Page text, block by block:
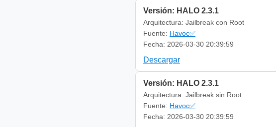
Versión: HALO 2.3.1
Arquitectura: Jailbreak con Root
Fuente: Havoc✅
Fecha: 2026-03-30 20:39:59
Descargar
Versión: HALO 2.3.1
Arquitectura: Jailbreak sin Root
Fuente: Havoc✅
Fecha: 2026-03-30 20:39:59